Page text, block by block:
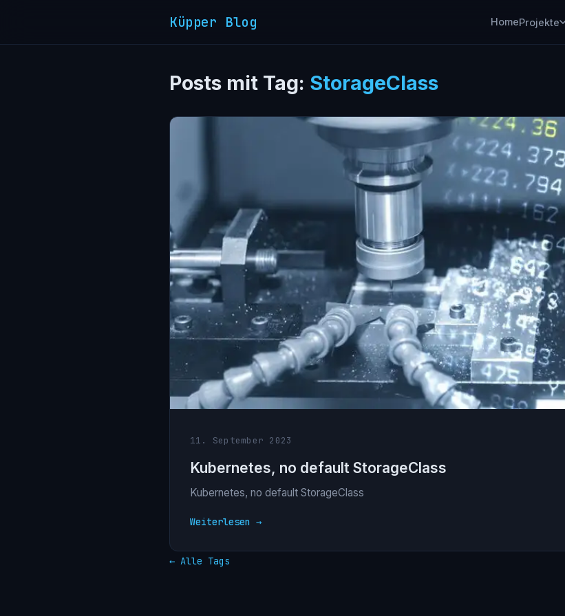
Küpper Blog HomeProjekte
Posts mit Tag: StorageClass
11. September 2023
Kubernetes, no default StorageClass
Kubernetes, no default StorageClass
Weiterlesen →
← Alle Tags